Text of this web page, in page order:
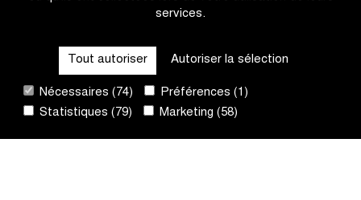
services.
Tout autoriser Autoriser la sélection
Nécessaires (74)
Préférences (1)
Statistiques (79)
Marketing (58)